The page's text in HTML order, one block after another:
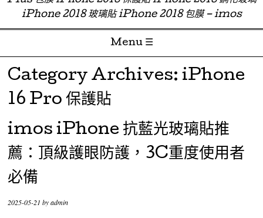
iPhone 2018 玻璃貼 iPhone 2018 包膜 – imos
Menu ☰
Skip to content
Category Archives:iPhone
16 Pro 保護貼
imos iPhone 抗藍光玻璃貼推
薦：頂級護眼防護，3C重度使用者
必備
2025-05-21 byadmin